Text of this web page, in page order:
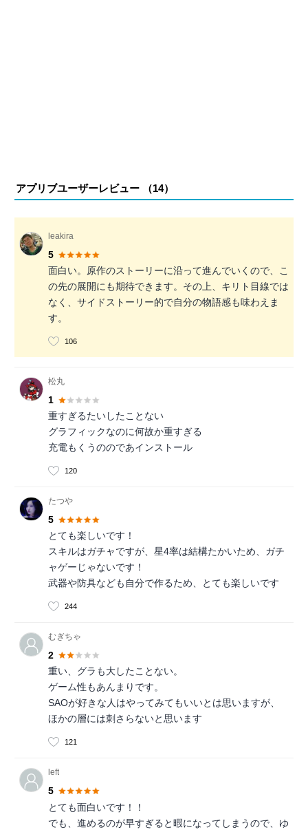
アプリブユーザーレビュー （14）
leakira
5
面白い。原作のストーリーに沿って進んでいくので、こ
の先の展開にも期待できます。その上、キリト目線では
なく、サイドストーリー的で自分の物語感も味わえま
す。
106
松丸
1
重すぎるたいしたことない
グラフィックなのに何故か重すぎる
充電もくうののであインストール
120
たつや
5
とても楽しいです！
スキルはガチャですが、星4率は結構たかいため、ガチ
ャゲーじゃないです！
武器や防具なども自分で作るため、とても楽しいです
244
むぎちゃ
2
重い、グラも大したことない。
ゲーム性もあんまりです。
SAOが好きな人はやってみてもいいとは思いますが、
ほかの層には刺さらないと思います
121
left
5
とても面白いです！！
でも、進めるのが早すぎると暇になってしまうので、ゆ